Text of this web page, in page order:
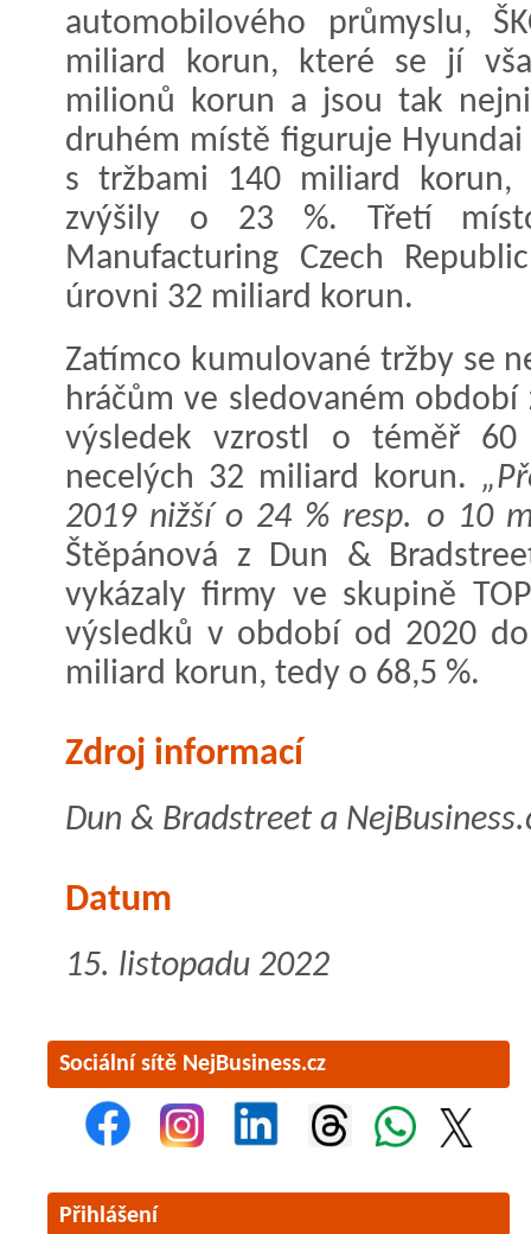
automobilového průmyslu,
miliard korun, které se jí
milionů korun a jsou tak
druhém místě figuruje
s tržbami 140 miliard
zvýšily o 23 %. Třetí
Manufacturing Czech
úrovni 32 miliard korun.
Zatímco kumulované tržby se
hráčům ve sledovaném období
výsledek vzrostl o téměř
necelých 32 miliard korun.
2019 nižší o 24 % resp. o 10
Štěpánová z Dun &
vykázaly firmy ve skupině
výsledků v období od 2020
miliard korun, tedy o 68,5 %.
Zdroj informací
Dun & Bradstreet a
Datum
15. listopadu 2022
Sociální sítě NejBusiness.cz
Přihlášení